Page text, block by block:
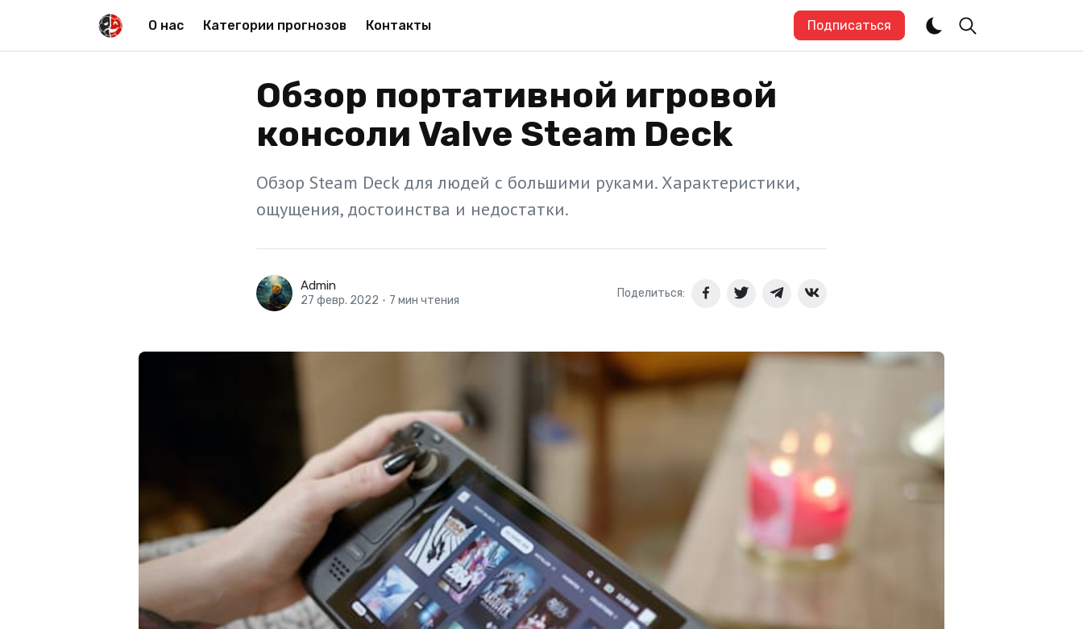
О нас Категории прогнозов Контакты Подписаться
Обзор портативной игровой
консоли Valve Steam Deck
Обзор Steam Deck для людей с большими руками. Характеристики,
ощущения, достоинства и недостатки.
Admin
27 февр. 2022 • 7 мин чтения
Поделиться: